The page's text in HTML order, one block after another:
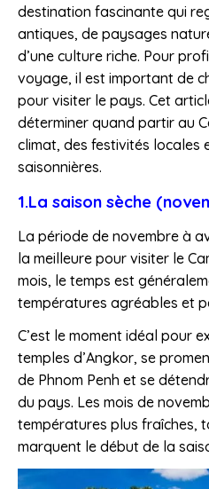
destination fascinante qui
antiques, de paysages
d’une culture riche. Pour
voyage, il est important de
pour visiter le pays. Cet
déterminer quand partir au
climat, des festivités locales
saisonnières.
1.La saison sèche
La période de novembre à
la meilleure pour visiter le
mois, le temps est
températures agréables et
C’est le moment idéal pour
temples d’Angkor, se
de Phnom Penh et se
du pays. Les mois de
températures plus fraîches,
marquent le début de la